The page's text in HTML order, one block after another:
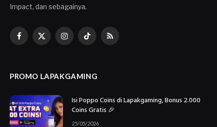
Impact, dan sebagainya.
Facebook
X
InstagramTikTokRSS
PROMO LAPAKGAMING
Isi Poppo Coins di Lapakgaming, Bonus 2.000
Coins Gratis 🎉
25/05/2026